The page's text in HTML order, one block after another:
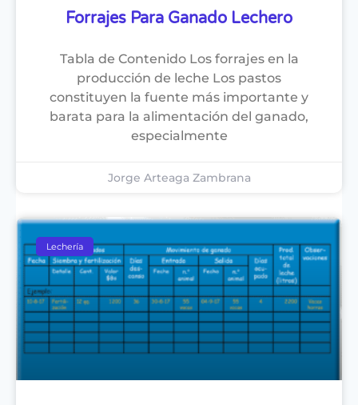
Forrajes Para Ganado Lechero
Tabla de Contenido Los forrajes en la
producción de leche Los pastos
constituyen la fuente más importante y
barata para la alimentación del ganado,
especialmente
Jorge Arteaga Zambrana
Lechería